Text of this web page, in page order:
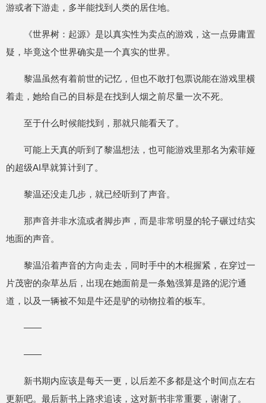
游或者下游走，多半能找到人类的居住地。
《世界树：起源》是以真实性为卖点的游戏，这一点毋庸置
疑，毕竟这个世界确实是一个真实的世界。
黎温虽然有着前世的记忆，但也不敢打包票说能在游戏里横
着走，她给自己的目标是在找到人烟之前尽量一次不死。
至于什么时候能找到，那就只能看天了。
可能上天真的听到了黎温想法，也可能游戏里那名为索菲娅
的超级AI早就算计到了。
黎温还没走几步，就已经听到了声音。
那声音并非水流或者脚步声，而是非常明显的轮子碾过结实
地面的声音。
黎温沿着声音的方向走去，同时手中的木棍握紧，在穿过一
片茂密的杂草丛后，出现在她面前是一条勉强算是路的泥泞通
道，以及一辆被不知是牛还是驴的动物拉着的板车。
——
——
新书期内应该是每天一更，以后差不多都是这个时间点左右
更新吧。最后新书上路求追读，这对新书非常重要，谢谢了。